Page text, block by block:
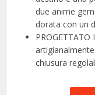
due anime
dorata con un
chiusura